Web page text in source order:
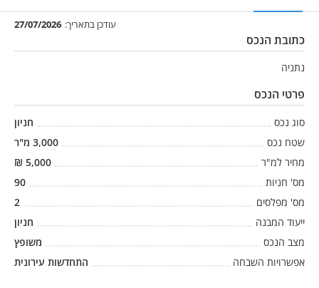
עודכן בתאריך: 27/07/2026
כתובת הנכס
נתניה
פרטי הנכס
סוג נכס
חניון
שטח נכס
3,000 מ"ר
מחיר למ"ר
5,000
₪
מס' חניות
90
מס' מפלסים
2
ייעוד המבנה
חניון
מצב הנכס
משופץ
אפשרויות השבחה
התחדשות עירונית